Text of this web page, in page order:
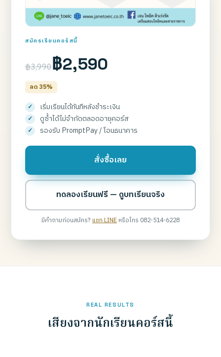
สมัครเรียนคอร์สนี้
฿3,990฿2,590
ลด 35%
เริ่มเรียนได้ทันทีหลังชำระเงิน
ดูซ้ำได้ไม่จำกัดตลอดอายุคอร์ส
รองรับ PromptPay / โอนธนาคาร
สั่งซื้อเลย
ทดลองเรียนฟรี — ดูบทเรียนจริง
มีคำถามก่อนสมัคร?แชท LINEหรือโทร 082-514-6228
REAL RESULTS
เสียงจากนักเรียนคอร์สนี้